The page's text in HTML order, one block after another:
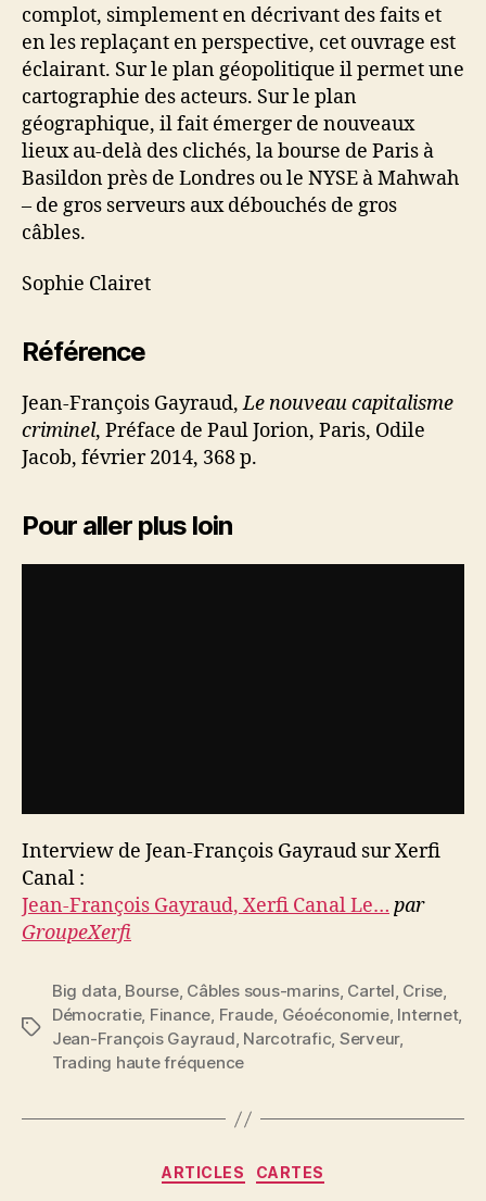
complot, simplement en décrivant des faits et
en les replaçant en perspective, cet ouvrage est
éclairant. Sur le plan géopolitique il permet une
cartographie des acteurs. Sur le plan
géographique, il fait émerger de nouveaux
lieux au-delà des clichés, la bourse de Paris à
Basildon près de Londres ou le NYSE à Mahwah
– de gros serveurs aux débouchés de gros
câbles.
Sophie Clairet
Référence
Jean-François Gayraud,Le nouveau capitalisme
criminel, Préface de Paul Jorion, Paris, Odile
Jacob, février 2014, 368 p.
Pour aller plus loin
Interview de Jean-François Gayraud sur Xerfi
Canal :
Jean-François Gayraud, Xerfi Canal Le… par
GroupeXerfi
Étiquettes
Big data, Bourse, Câbles sous-marins, Cartel, Crise,
Démocratie, Finance, Fraude, Géoéconomie, Internet,
Jean-François Gayraud, Narcotrafic, Serveur,
Trading haute fréquence
Catégories
ARTICLES CARTES